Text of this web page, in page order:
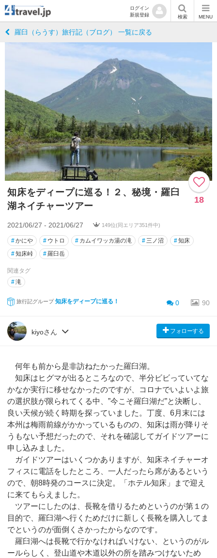
ログイン
新規登録
検索 MENU
羅臼（らうす）旅行記（ブログ） 一覧に戻る
知床をディープに巡る！２、秘境・羅臼
湖ネイチャーツアー
18
2021/06/27 - 2021/06/27 149位(同エリア351件中)
#かにや # ウトロ # カムイワッカ湯の滝 #三ノ沼 #知床
#知床峠 #羅臼岳
関連タグ
#滝
旅行記グループ 知床をディープに巡る！ 0 90
kiyoさん フォローする
何年も前から是非訪ねたかった羅臼湖。
知床はヒグマが出るところなので、半分ビビっていてな
かなか実行に移せなかったのですが、コロナでいよいよ旅
の選択肢が限られてくる中、”今こそ羅臼湖だ”と決断し、
良い天候が続く時期を探っていました。丁度、6月末には
本州は梅雨前線がかかっているものの、知床は雨が降りそ
うもない予想だったので、それを確認してガイドツアーに
申し込みました。
ガイドツアーはいくつかありますが、知床ネイチャーオ
フィスに電話をしたところ、一人だったら席があるという
ので、朝8時発のコースに決定。「ホテル知床」まで迎え
に来てもらえました。
ツアーにしたのは、長靴を借りるためというのが第１の
目的で、羅臼湖へ行くためだけに新しく長靴を購入してま
でというのが面倒くさかったからなのです。
羅臼湖へは長靴で行かなければいけない、というのがル
ールらしく、登山道や木道以外の所を踏みつけないため